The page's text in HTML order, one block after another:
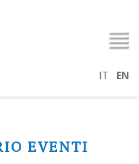
IT EN
EVENTI